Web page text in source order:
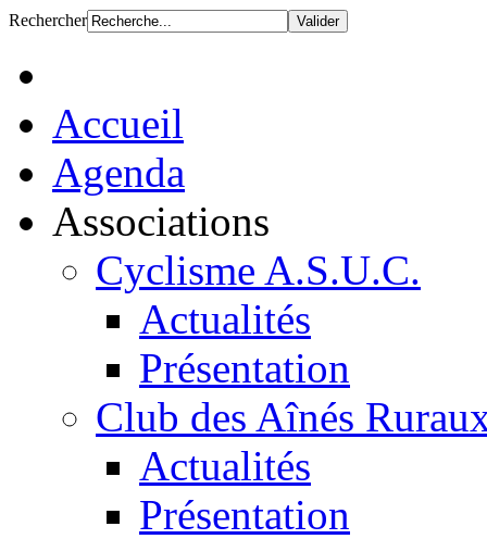
Rechercher
Accueil
Agenda
Associations
Cyclisme A.S.U.C.
Actualités
Présentation
Club des Aînés
Actualités
Présentation